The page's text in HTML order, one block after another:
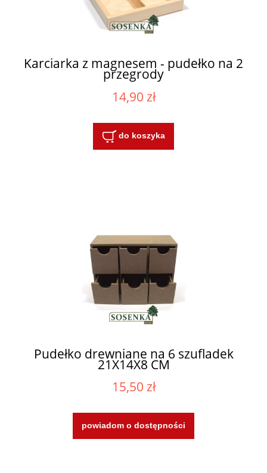
Karciarka z magnesem - pudełko na 2
przegrody
14,90 zł
do koszyka
Pudełko drewniane na 6 szufladek
21X14X8 CM
15,50 zł
powiadom o dostępności